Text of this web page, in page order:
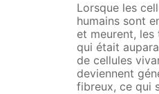
Lorsque les
humains sont
et meurent,
qui était
de cellules
deviennent
fibreux, ce qui